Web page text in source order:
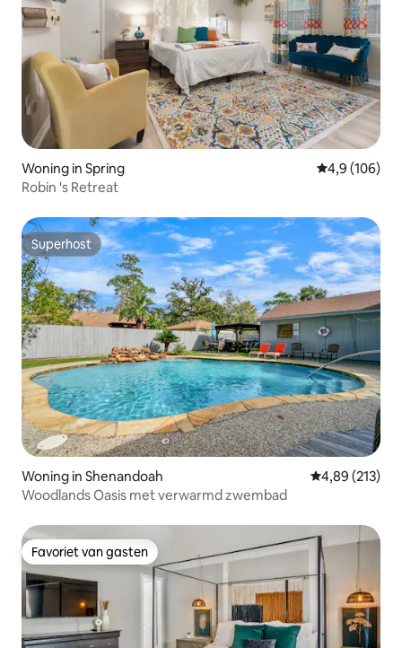
Woning in Spring Gemiddelde
4,9 (106)
Robin 's Retreat
Superhost
Superhost
Woning in Shenandoah Gemiddelde
4,89 (213)
Woodlands Oasis met verwarmd zwembad
Favoriet van gasten
Favoriet van gasten